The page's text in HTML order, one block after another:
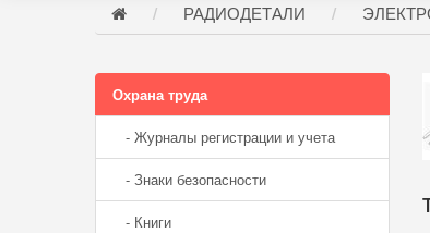
РАДИОДЕТАЛИ
Охрана труда
- Журналы регистрации и учета
- Знаки безопасности
- Книги